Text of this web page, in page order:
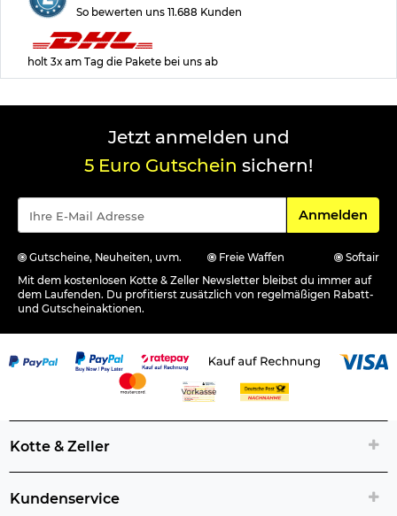
So bewerten uns 11.688 Kunden
holt 3x am Tag die Pakete bei uns ab
Jetzt anmelden und
5 Euro Gutschein sichern!
Für den
Anmelden
Gutscheine, Neuheiten, uvm. Freie Waffen
Softair
Mit dem kostenlosen Kotte & Zeller Newsletter bleibst du immer auf
dem Laufenden. Du profitierst zusätzlich von regelmäßigen Rabatt-
und Gutscheinaktionen.
Kotte & Zeller
Kundenservice